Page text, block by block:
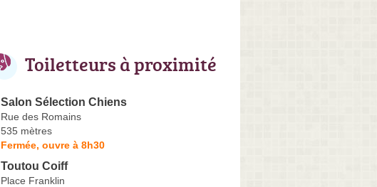
Toiletteurs à proximité
Salon Sélection Chiens
Rue des Romains
535 mètres
Fermée, ouvre à 8h30
Toutou Coiff
Place Franklin